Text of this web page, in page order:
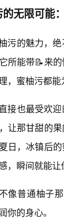
的无限可能
污的魅力，
所能带📝来
，蜜柚污都
接也最受欢
让那甘甜的
日，冰镇后
，瞬间就能让
像普通柚子
你的身心。